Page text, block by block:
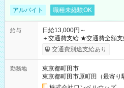
アルバイト 職種未経験OK
給与
日給13,000円～
＋交通費支給 ★交通費全額支給！ ┗案件により規定あり ★日払
いOK！（規定あり） ┗働い
ンビニATMから 日払い分を引き落とせ
交通費別途支給あり
勤務地
東京都町田市
東京都町田市原町田（最寄り